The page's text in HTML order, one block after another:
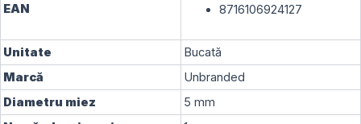
EAN
8716106924127
Unitate
Bucată
Marcă
Unbranded
Diametru miez
5 mm